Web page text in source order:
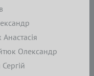
Олександр